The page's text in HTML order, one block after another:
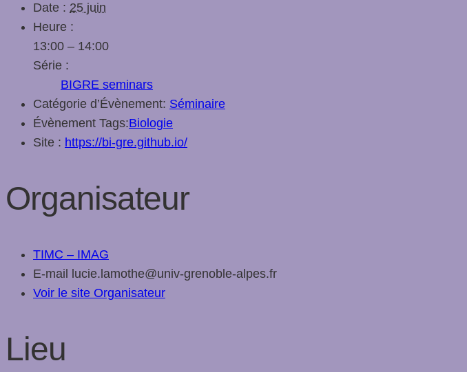
Date : 25 juin
Heure :
13:00 – 14:00
Série :
BIGRE seminars
Catégorie d’Évènement: Séminaire
Évènement Tags:Biologie
Site : https://bi-gre.github.io/
Organisateur
TIMC – IMAG
E-mail lucie.lamothe@univ-grenoble-alpes.fr
Voir le site Organisateur
Lieu